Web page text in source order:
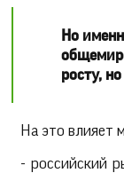
Но
росту,
На это влияет
- российский